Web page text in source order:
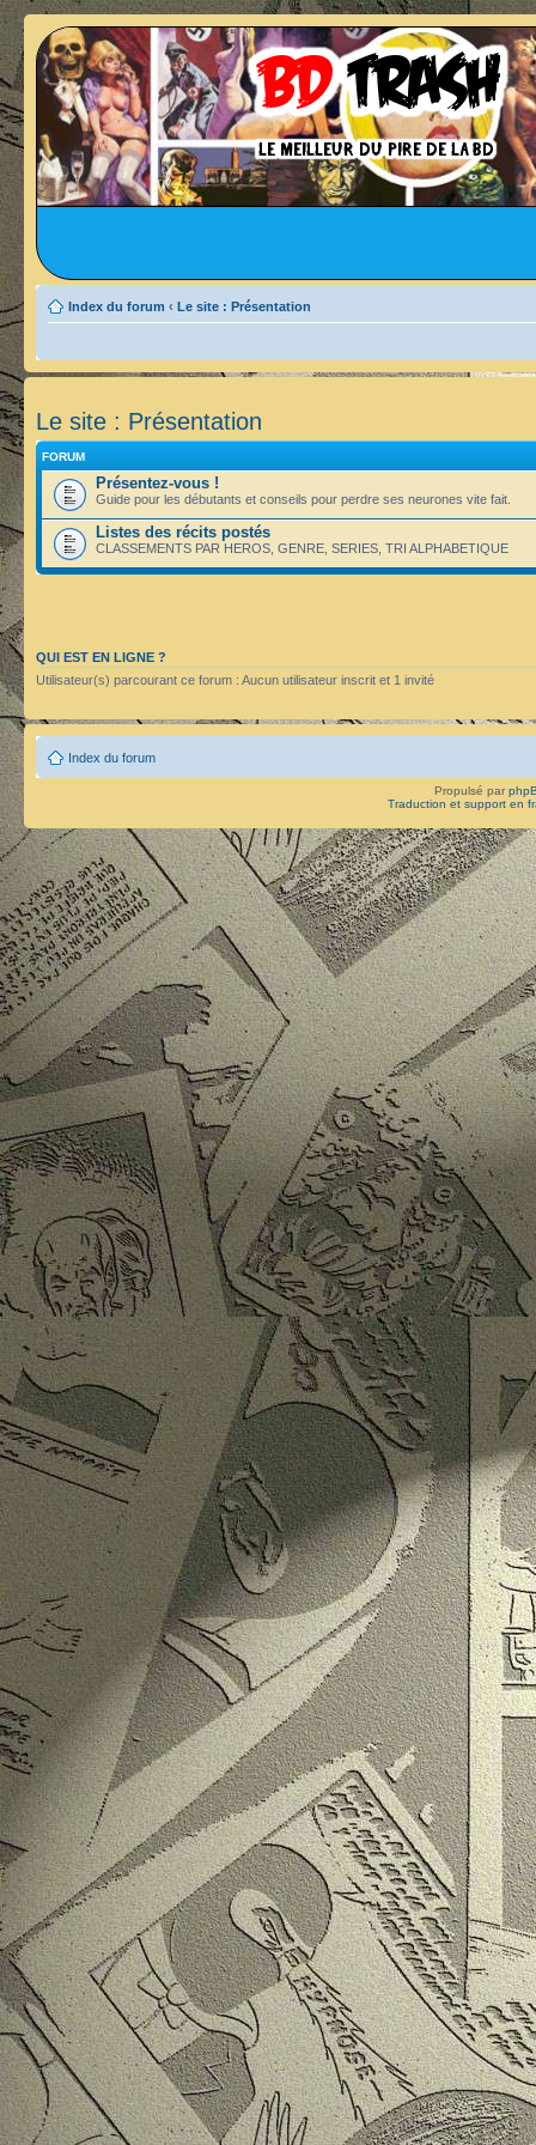
Index du forum ‹ Le site : Présentation
Le site : Présentation
FORUM
Présentez-vous !
Guide pour les débutants et conseils pour perdre ses neurones vite fait.
Listes des récits postés
CLASSEMENTS PAR HEROS, GENRE, SERIES, TRI ALPHABETIQUE
QUI EST EN LIGNE ?
Utilisateur(s) parcourant ce forum : Aucun utilisateur inscrit et 1 invité
Index du forum
Propulsé par
Traduction et support en